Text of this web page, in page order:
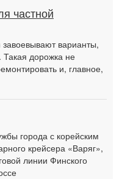
частной
варианты,
дорожка не
и, главное,
города с корейским
крейсера «Варяг»,
линии Финского